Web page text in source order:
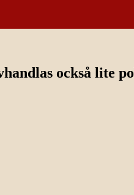
också lite